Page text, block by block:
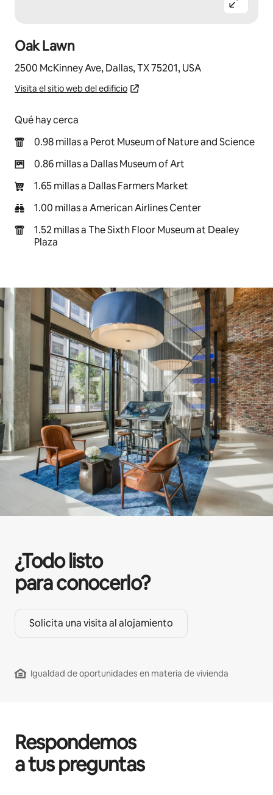
Oak Lawn
2500 McKinney Ave, Dallas, TX 75201, USA
Visita el sitio web del edificio
Qué hay cerca
0.98 millas a Perot Museum of Nature and Science
0.86 millas a Dallas Museum of Art
1.65 millas a Dallas Farmers Market
1.00 millas a American Airlines Center
1.52 millas a The Sixth Floor Museum at Dealey
Plaza
¿Todo listo
para conocerlo?
Solicita una visita al alojamiento
Igualdad de oportunidades en materia de vivienda
Respondemos
a tus preguntas